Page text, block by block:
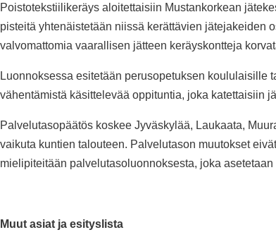
Poistotekstiilikeräys aloitettaisiin Mustankorkean
pisteitä yhtenäistetään niissä kerättävien jätejakeiden
valvomattomia vaarallisen jätteen keräyskontteja
Luonnoksessa esitetään perusopetuksen
vähentämistä käsittelevää oppituntia, joka katettaisiin
Palvelutasopäätös koskee Jyväskylää, Laukaata,
vaikuta kuntien talouteen. Palvelutason muutokset
mielipiteitään palvelutasoluonnoksesta, joka
Muut asiat ja esityslista